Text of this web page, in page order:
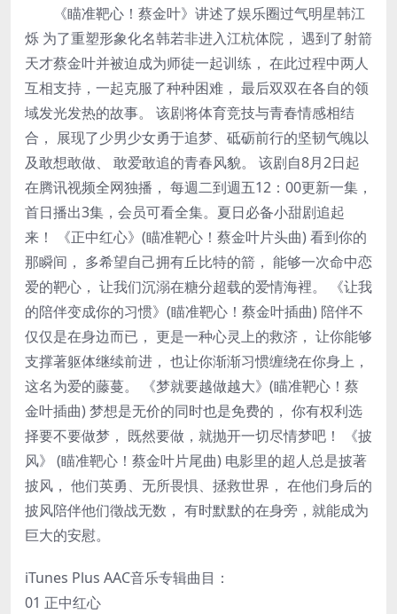
《瞄准靶心！蔡金叶》讲述了娱乐圈过气明星韩江
烁 为了重塑形象化名韩若非进入江杭体院， 遇到了射箭
天才蔡金叶并被迫成为师徒一起训练， 在此过程中两人
互相支持，一起克服了种种困难， 最后双双在各自的领
域发光发热的故事。 该剧将体育竞技与青春情感相结
合， 展现了少男少女勇于追梦、砥砺前行的坚韧气魄以
及敢想敢做、 敢爱敢追的青春风貌。 该剧自8月2日起
在腾讯视频全网独播， 每週二到週五12：00更新一集，
首日播出3集，会员可看全集。夏日必备小甜剧追起
来！ 《正中红心》(瞄准靶心！蔡金叶片头曲) 看到你的
那瞬间， 多希望自己拥有丘比特的箭， 能够一次命中恋
爱的靶心， 让我们沉溺在糖分超载的爱情海裡。 《让我
的陪伴变成你的习惯》(瞄准靶心！蔡金叶插曲) 陪伴不
仅仅是在身边而已， 更是一种心灵上的救济， 让你能够
支撑著躯体继续前进， 也让你渐渐习惯缠绕在你身上，
这名为爱的藤蔓。 《梦就要越做越大》(瞄准靶心！蔡
金叶插曲) 梦想是无价的同时也是免费的， 你有权利选
择要不要做梦， 既然要做，就抛开一切尽情梦吧！ 《披
风》 (瞄准靶心！蔡金叶片尾曲) 电影里的超人总是披著
披风， 他们英勇、无所畏惧、拯救世界， 在他们身后的
披风陪伴他们徵战无数， 有时默默的在身旁，就能成为
巨大的安慰。
iTunes Plus AAC音乐专辑曲目：
01 正中红心